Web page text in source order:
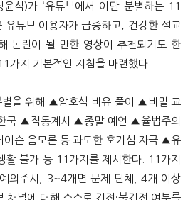
석)가 ‘유튜브에서 이단 분별하는 11
유튜브 이용자가 급증하고, 건강한 설교
논란이 될 만한 영상이 추천되기도 한
가지 기본적인 지침을 마련했다.
별을 위해 ▲암호식 비유 풀이 ▲비밀 교
국 ▲직통계시 ▲종말 예언 ▲율법주의
슨 음모론 등 과도한 호기심 자극 ▲유
불가 등 11가지를 제시한다. 11가지
의주시, 3~4개면 문제 단체, 4개 이상
채널에 대해 스스로 건전·불건전 여부를